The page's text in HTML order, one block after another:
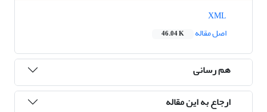
اصل مقاله
46.04 K
هم رسانی
ارجاع به این مقاله